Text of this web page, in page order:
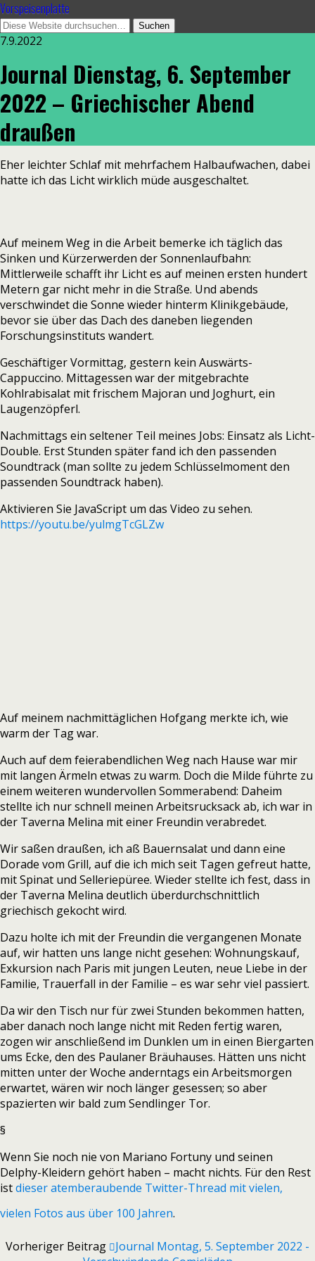
Vorspeisenplatte
7.9.2022
Journal Dienstag, 6. September
2022 – Griechischer Abend
draußen
Eher leichter Schlaf mit mehrfachem Halbaufwachen, dabei
hatte ich das Licht wirklich müde ausgeschaltet.
Auf meinem Weg in die Arbeit bemerke ich täglich das
Sinken und Kürzerwerden der Sonnenlaufbahn:
Mittlerweile schafft ihr Licht es auf meinen ersten hundert
Metern gar nicht mehr in die Straße. Und abends
verschwindet die Sonne wieder hinterm Klinikgebäude,
bevor sie über das Dach des daneben liegenden
Forschungsinstituts wandert.
Geschäftiger Vormittag, gestern kein Auswärts-
Cappuccino. Mittagessen war der mitgebrachte
Kohlrabisalat mit frischem Majoran und Joghurt, ein
Laugenzöpferl.
Nachmittags ein seltener Teil meines Jobs: Einsatz als Licht-
Double. Erst Stunden später fand ich den passenden
Soundtrack (man sollte zu jedem Schlüsselmoment den
passenden Soundtrack haben).
Aktivieren Sie JavaScript um das Video zu sehen.
https://youtu.be/yulmgTcGLZw
Auf meinem nachmittäglichen Hofgang merkte ich, wie
warm der Tag war.
Auch auf dem feierabendlichen Weg nach Hause war mir
mit langen Ärmeln etwas zu warm. Doch die Milde führte zu
einem weiteren wundervollen Sommerabend: Daheim
stellte ich nur schnell meinen Arbeitsrucksack ab, ich war in
der Taverna Melina mit einer Freundin verabredet.
Wir saßen draußen, ich aß Bauernsalat und dann eine
Dorade vom Grill, auf die ich mich seit Tagen gefreut hatte,
mit Spinat und Selleriepüree. Wieder stellte ich fest, dass in
der Taverna Melina deutlich überdurchschnittlich
griechisch gekocht wird.
Dazu holte ich mit der Freundin die vergangenen Monate
auf, wir hatten uns lange nicht gesehen: Wohnungskauf,
Exkursion nach Paris mit jungen Leuten, neue Liebe in der
Familie, Trauerfall in der Familie – es war sehr viel passiert.
Da wir den Tisch nur für zwei Stunden bekommen hatten,
aber danach noch lange nicht mit Reden fertig waren,
zogen wir anschließend im Dunklen um in einen Biergarten
ums Ecke, den des Paulaner Bräuhauses. Hätten uns nicht
mitten unter der Woche anderntags ein Arbeitsmorgen
erwartet, wären wir noch länger gesessen; so aber
spazierten wir bald zum Sendlinger Tor.
§
Wenn Sie noch nie von Mariano Fortuny und seinen
Delphy-Kleidern gehört haben – macht nichts. Für den Rest
istdieser atemberaubende Twitter-Thread mit vielen,
vielen Fotos aus über 100 Jahren.
Vorheriger Beitrag
Journal Montag, 5. September 2022 -